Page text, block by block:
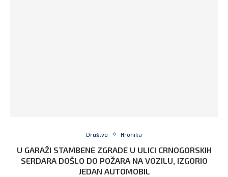
Društvo Hronika
U GARAŽI STAMBENE ZGRADE U ULICI CRNOGORSKIH
SERDARA DOŠLO DO POŽARA NA VOZILU, IZGORIO
JEDAN AUTOMOBIL